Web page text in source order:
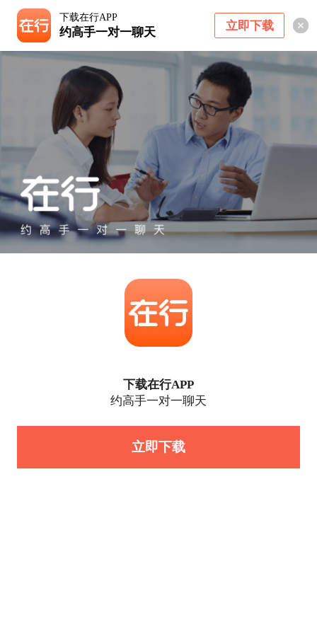
下载在行APP
约高手一对一聊天 立即下载
下载在行APP
约高手一对一聊天
立即下载